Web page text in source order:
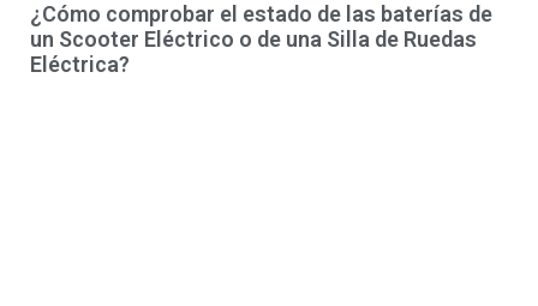
¿Cómo comprobar el estado de las baterías de
un Scooter Eléctrico o de una Silla de Ruedas
Eléctrica?